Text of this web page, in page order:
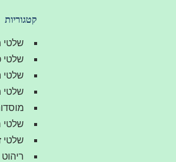
קטגוריות
שלטי
שלטי
שלטי
שלטי
שלטי